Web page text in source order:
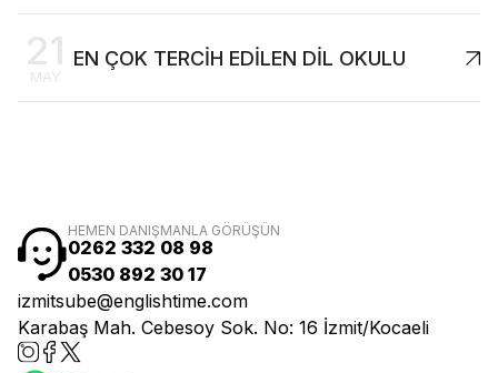
21
MAY
EN ÇOK TERCİH EDİLEN DİL OKULU
HEMEN DANIŞMANLA GÖRÜŞÜN
0262 332 08 98
0530 892 30 17
izmitsube@englishtime.com
Karabaş Mah. Cebesoy Sok. No: 16 İzmit/Kocaeli